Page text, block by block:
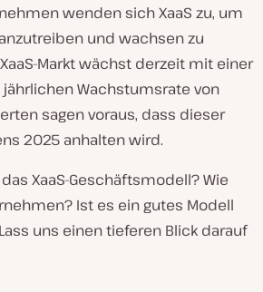
wenden sich XaaS zu, um
und wachsen zu
Markt wächst derzeit mit einer
Wachstumsrate von
sagen voraus, dass dieser
2025 anhalten wird.
XaaS-Geschäftsmodell? Wie
Ist es ein gutes Modell
uns einen tieferen Blick darauf